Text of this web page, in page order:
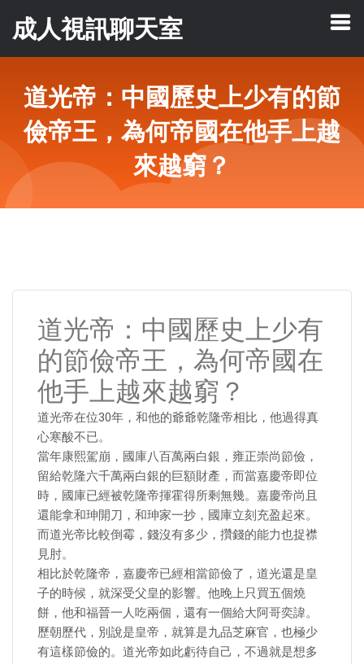
成人視訊聊天室
道光帝：中國歷史上少有的節
儉帝王，為何帝國在他手上越
來越窮？
道光帝：中國歷史上少有
的節儉帝王，為何帝國在
他手上越來越窮？
道光帝在位30年，和他的爺爺乾隆帝相比，他過得真
心寒酸不已。
當年康熙駕崩，國庫八百萬兩白銀，雍正崇尚節儉，
留給乾隆六千萬兩白銀的巨額財產，而當嘉慶帝即位
時，國庫已經被乾隆帝揮霍得所剩無幾。嘉慶帝尚且
還能拿和珅開刀，和珅家一抄，國庫立刻充盈起來。
而道光帝比較倒霉，錢沒有多少，攢錢的能力也捉襟
見肘。
相比於乾隆帝，嘉慶帝已經相當節儉了，道光還是皇
子的時候，就深受父皇的影響。他晚上只買五個燒
餅，他和福晉一人吃兩個，還有一個給大阿哥奕諱。
歷朝歷代，別說是皇帝，就算是九品芝麻官，也極少
有這樣節儉的。道光帝如此虧待自己，不過就是想多